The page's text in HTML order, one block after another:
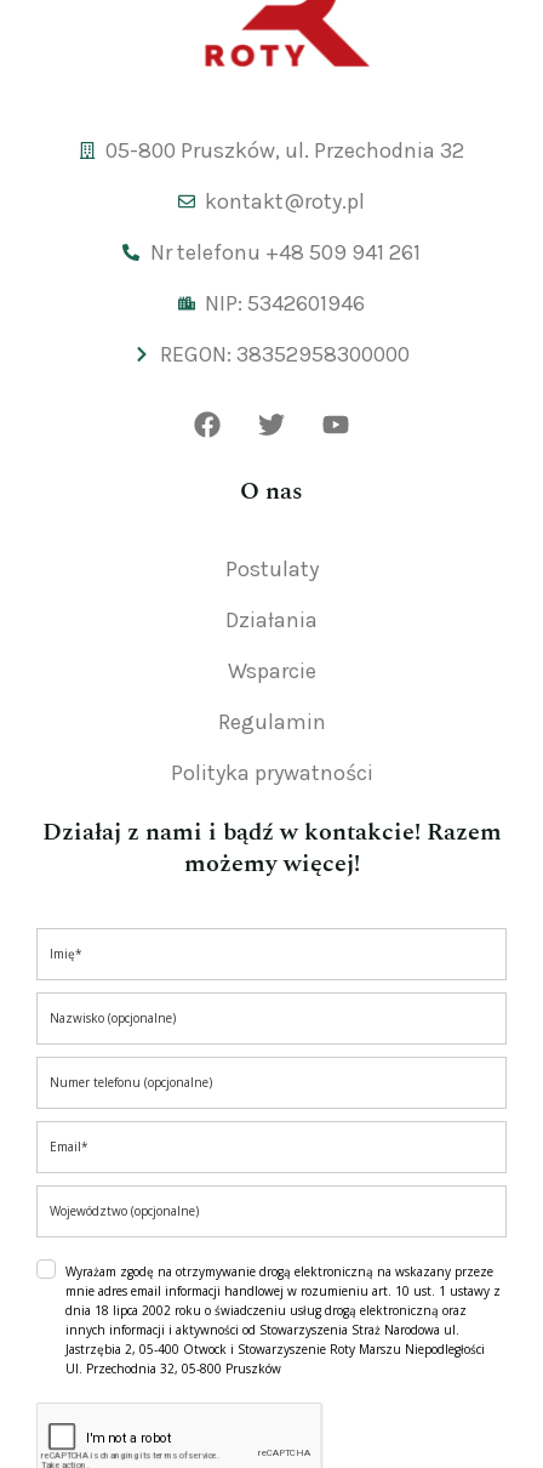
05-800 Pruszków, ul. Przechodnia 32
kontakt@roty.pl
Nr telefonu +48 509 941 261
NIP: 5342601946
REGON: 38352958300000
O nas
Postulaty
Działania
Wsparcie
Regulamin
Polityka prywatności
Działaj z nami i bądź w kontakcie! Razem
możemy więcej!
Wyrażam zgodę na otrzymywanie drogą elektroniczną na wskazany przeze
mnie adres email informacji handlowej w rozumieniu art. 10 ust. 1 ustawy z
dnia 18 lipca 2002 roku o świadczeniu usług drogą elektroniczną oraz
innych informacji i aktywności od Stowarzyszenia Straż Narodowa ul.
Jastrzębia 2, 05-400 Otwock i Stowarzyszenie Roty Marszu Niepodległości
Ul. Przechodnia 32, 05-800 Pruszków